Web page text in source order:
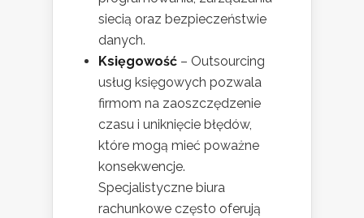
siecią oraz bezpieczeństwie
danych.
Księgowość – Outsourcing
usług księgowych pozwala
firmom na zaoszczędzenie
czasu i uniknięcie błędów,
które mogą mieć poważne
konsekwencje.
Specjalistyczne biura
rachunkowe często oferują